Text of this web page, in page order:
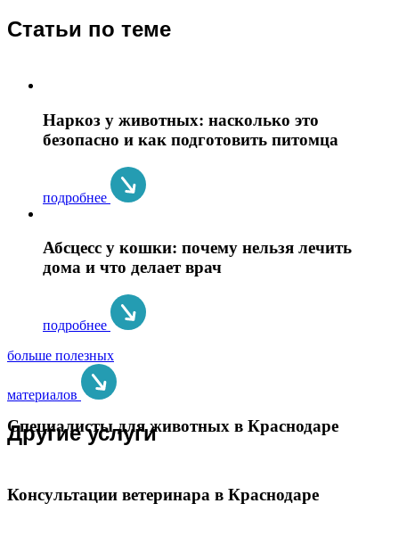
Статьи по теме
Наркоз у животных: насколько это
безопасно и как подготовить питомца
подробнее
Абсцесс у кошки: почему нельзя лечить
дома и что делает врач
подробнее
больше полезных
материалов
Другие услуги
Специалисты для животных в Краснодаре
Консультации ветеринара в Краснодаре